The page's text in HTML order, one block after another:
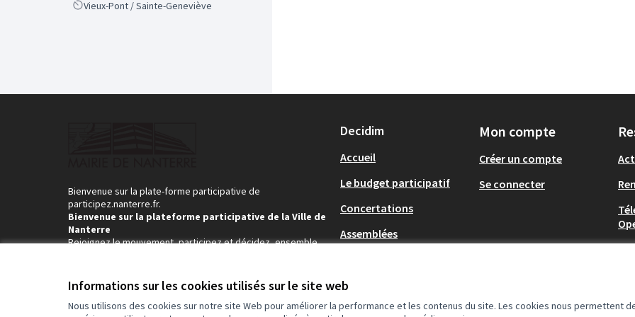
Informations sur les cookies utilisés sur le site web
Nous utilisons des cookies sur notre site Web pour améliorer la performance et les contenus du site. Les cookies nous permettent
ScopeVieux-Pont / Sainte-Geneviève
Bienvenue sur la plate-forme participative de
participez.nanterre.fr.
Bienvenue sur la plateforme participative de la Ville de
Nanterre
Rejoignez le mouvement, participez et décidez, ensemble.
Decidim
Accueil
Le budget participatif
Concertations
Assemblées
Mon compte
Créer un compte
Se connecter
Conditions d'utilisationParamètres des cookies